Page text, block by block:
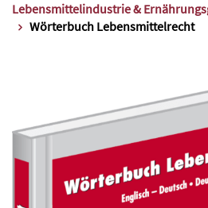
Lebensmittelindustrie &
Wörterbuch Lebensmittelrecht